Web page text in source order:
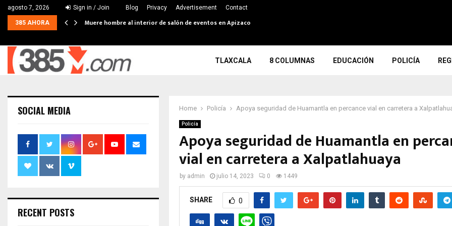
agosto 7, 2026 Sign in / Join Blog Privacy Advertisement Contact
385 AHORA Muere hombre al interior de salón de eventos en Apizaco
TLAXCALA 8 COLUMNAS EDUCACIÓN POLICÍA
Home Policía Apoya seguridad de Huamantla en percance vial en carretera a
Policía
Apoya seguridad de Huamantla en
vial en carretera a Xalpatlahuaya
by admin julio 14, 2023 0 1449
SHARE 0
SOCIAL MEDIA
RECENT POSTS